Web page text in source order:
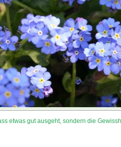
etwas gut ausgeht, sondern die